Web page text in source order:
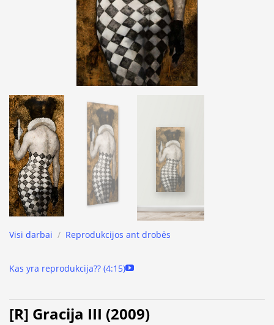
Visi darbai / Reprodukcijos ant drobės
Kas yra reprodukcija?? (4:15)
[R] Gracija III (2009)